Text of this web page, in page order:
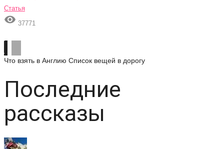
Статья
 37771
Что взять в Англию Список вещей в дорогу
Последние
рассказы